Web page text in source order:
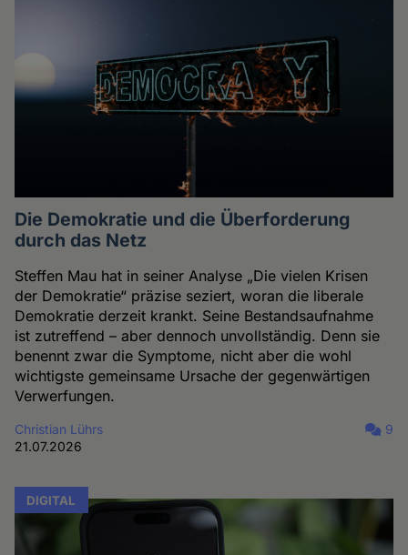
Die Demokratie und die Überforderung
durch das Netz
Steffen Mau hat in seiner Analyse „Die vielen Krisen
der Demokratie“ präzise seziert, woran die liberale
Demokratie derzeit krankt. Seine Bestandsaufnahme
ist zutreffend – aber dennoch unvollständig. Denn sie
benennt zwar die Symptome, nicht aber die wohl
wichtigste gemeinsame Ursache der gegenwärtigen
Verwerfungen.
Christian Lührs
21.07.2026
9
DIGITAL